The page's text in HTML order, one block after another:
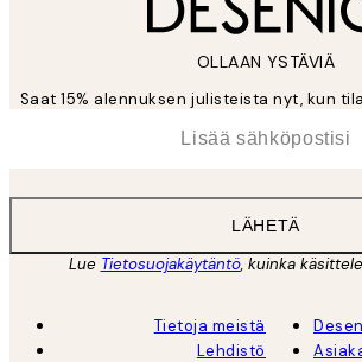
OLLAAN YSTÄVIÄ
Saat 15% alennuksen julisteista nyt, kun
LÄHETÄ
Lue Tietosuojakäytäntö, kuinka
Tietoja meistä
Lehdistö